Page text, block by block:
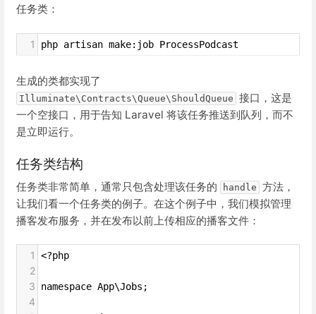
任务类：
1 php artisan make:job ProcessPodcast
生成的类都实现了
Illuminate\Contracts\Queue\ShouldQueue 接口，这是
一个空接口，用于告知 Laravel 将该任务推送到队列，而不
是立即运行。
任务类结构
任务类非常简单，通常只包含处理该任务的 handle 方法，
让我们看一个任务类的例子。在这个例子中，我们模拟管理
播客发布服务，并在发布以前上传相应的播客文件：
1 <?php
2
3
namespace App\Jobs;
4